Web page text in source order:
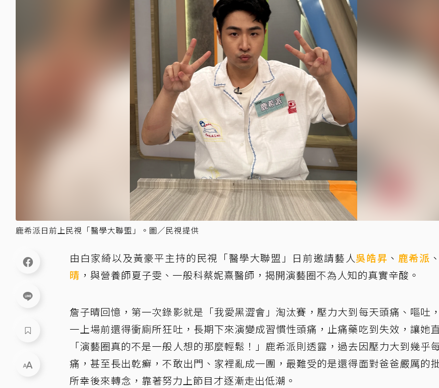
鹿希派日前上民視「醫學大聯盟」。圖／民視提供
由白家綺以及黃豪平主持的民視「醫學大聯盟」日前邀請藝人吳皓昇 、 鹿希派
晴 ，與營養師夏子雯、一般科蔡妮熹醫師，揭開演藝圈不為人知的真實辛酸。
詹子晴回憶，第一次錄影就是「我愛黑澀會」淘汰賽，壓力大到每天頭痛、嘔吐
一上場前還得衝廁所狂吐，長期下來演變成習慣性頭痛，止痛藥吃到失效，讓她
「演藝圈真的不是一般人想的那麼輕鬆！」鹿希派則透露，過去因壓力大到幾乎
痛，甚至長出乾癬，不敢出門、家裡亂成一團，最難受的是還得面對爸爸嚴厲的
所幸後來轉念，靠著努力上節目才逐漸走出低潮。